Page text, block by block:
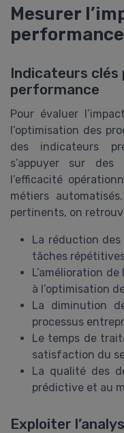
Mesurer
Indicateurs clés
performance
Pour évaluer
l’optimisation des
des indicateurs
s’appuyer sur des
l’efficacité
métiers
pertinents, on
La réduction
tâches
L’amélioration
à l’optimisation
La diminution
processus
Le temps de
satisfaction du
La qualité des
prédictive et au
Exploiter